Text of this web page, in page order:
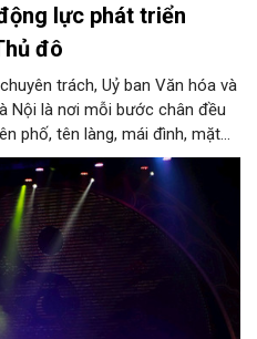
lực phát triển
đô
trách, Uỷ ban Văn hóa và
Nội là nơi mỗi bước chân đều
phố, tên làng, mái đình, mặt
điệu, nghề thủ công đều có
sâu văn hiến của dân tộc.
hỏi đặt ra không chỉ Hà Nội có
nghệ sĩ, trí thức, không gian ký
giá trị ấy trở thành nguồn lực
thành động lực sáng tạo,
đô.